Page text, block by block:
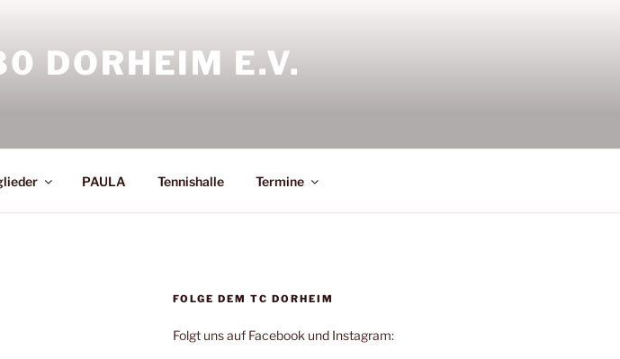
DORHEIM E.V.
PAULA Tennishalle Termine
FOLGE DEM TC DORHEIM
Folgt uns auf Facebook und Instagram: